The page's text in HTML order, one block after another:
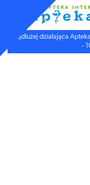
Najdłużej działająca
-